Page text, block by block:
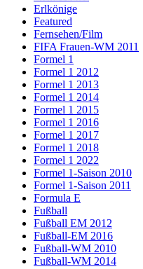
Erlkönige
Featured
Fernsehen/Film
FIFA Frauen-WM 2011
Formel 1
Formel 1 2012
Formel 1 2013
Formel 1 2014
Formel 1 2015
Formel 1 2016
Formel 1 2017
Formel 1 2018
Formel 1 2022
Formel 1-Saison 2010
Formel 1-Saison 2011
Formula E
Fußball
Fußball EM 2012
Fußball-EM 2016
Fußball-WM 2010
Fußball-WM 2014